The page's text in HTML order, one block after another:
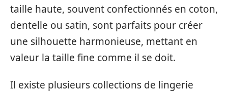
taille haute, souvent confectionnés en coton,
dentelle ou satin, sont parfaits pour créer
une silhouette harmonieuse, mettant en
valeur la taille fine comme il se doit.
Il existe plusieurs collections de lingerie